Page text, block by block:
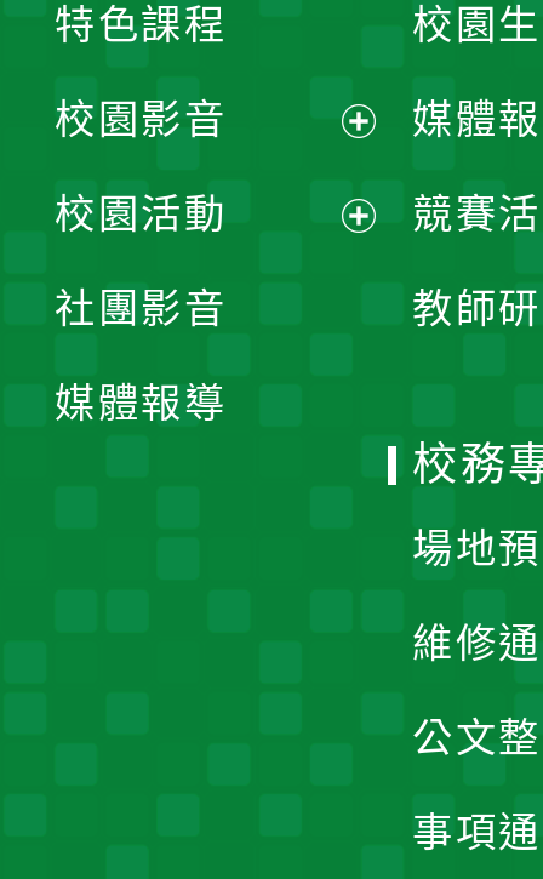
校園
媒體
競賽
教師
特色課程
校園影音
開
校園活動
社團影音
媒體報導
校務
場地
維修
公文
事項